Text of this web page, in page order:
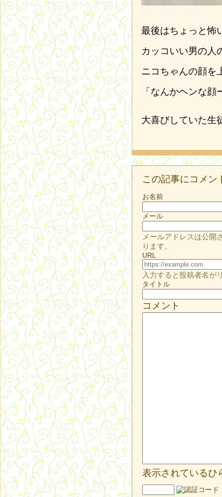
最後はちょっと怖
カッコいい男の人
ニコちゃんの顔を
「なんかヘンな顔
大喜びしていた生
この記事にコメン
お名前
メール
メールアドレスは公開
ります。
URL
入力すると投稿者名が
タイトル
コメント
表示されているひ